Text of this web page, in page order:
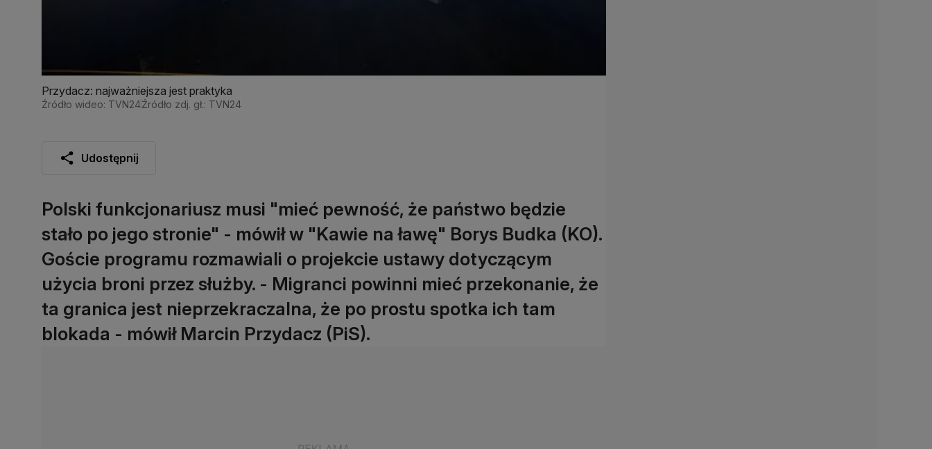
Przydacz: najważniejsza jest praktyka
Źródło wideo: TVN24Źródło zdj. gł.: TVN24
Udostępnij
Polski funkcjonariusz musi "mieć pewność, że państwo będzie
stało po jego stronie" - mówił w "Kawie na ławę" Borys Budka (KO).
Goście programu rozmawiali o projekcie ustawy dotyczącym
użycia broni przez służby. - Migranci powinni mieć przekonanie, że
ta granica jest nieprzekraczalna, że po prostu spotka ich tam
blokada - mówił Marcin Przydacz (PiS).